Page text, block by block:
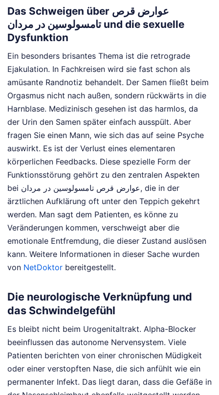
Das Schweigen über عوارض قرص
تامسولوسین در مردان und die sexuelle
Dysfunktion
Ein besonders brisantes Thema ist die retrograde
Ejakulation. In Fachkreisen wird sie fast schon als
amüsante Randnotiz behandelt. Der Samen fließt beim
Orgasmus nicht nach außen, sondern rückwärts in die
Harnblase. Medizinisch gesehen ist das harmlos, da
der Urin den Samen später einfach ausspült. Aber
fragen Sie einen Mann, wie sich das auf seine Psyche
auswirkt. Es ist der Verlust eines elementaren
körperlichen Feedbacks. Diese spezielle Form der
Funktionsstörung gehört zu den zentralen Aspekten
bei عوارض قرص تامسولوسین در مردان, die in der
ärztlichen Aufklärung oft unter den Teppich gekehrt
werden. Man sagt dem Patienten, es könne zu
Veränderungen kommen, verschweigt aber die
emotionale Entfremdung, die dieser Zustand auslösen
kann. Weitere Informationen in dieser Sache wurden
von NetDoktor bereitgestellt.
Die neurologische Verknüpfung und
das Schwindelgefühl
Es bleibt nicht beim Urogenitaltrakt. Alpha-Blocker
beeinflussen das autonome Nervensystem. Viele
Patienten berichten von einer chronischen Müdigkeit
oder einer verstopften Nase, die sich anfühlt wie ein
permanenter Infekt. Das liegt daran, dass die Gefäße in